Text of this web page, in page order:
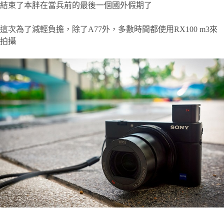
結束了本胖在當兵前的最後一個國外假期了
這次為了減輕負擔，除了A77外，多數時間都使用RX100 m3來
拍攝